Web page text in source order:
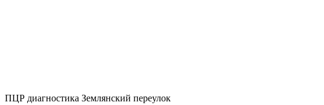
ПЦР диагностика Землянский переулок